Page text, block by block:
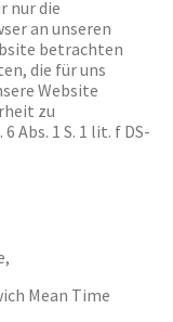
nur die
an unseren
betrachten
die für uns
Website
zu
Abs. 1 S. 1 lit. f DS-
Mean Time